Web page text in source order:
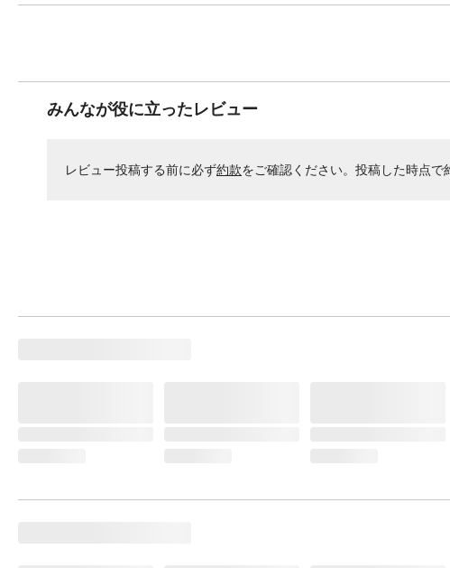
みんなが役に立ったレビュー
レビュー投稿する前に必ず約款をご確認ください。投稿した時点で